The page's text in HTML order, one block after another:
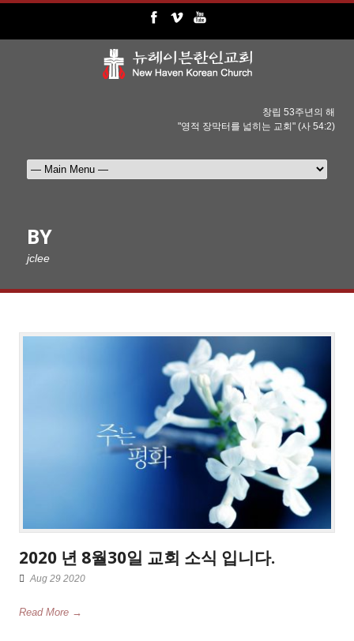
창립 53주년의 해
"영적 장막터를 넓히는 교회" (사 54:2)
BY
jclee
2020 년 8월30일 교회 소식 입니다.
Aug 29 2020
Read More →